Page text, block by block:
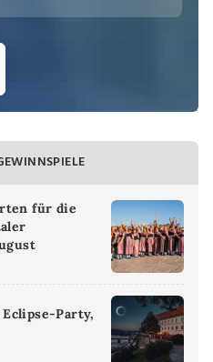
für die
Party,